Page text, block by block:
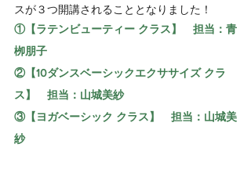
スが３つ開講されることとなりました！
①【ラテンビューティー クラス】　担当：青
栁朋子
②【10ダンスベーシックエクササイズ クラ
ス】　担当：山城美紗
③【ヨガベーシック クラス】　担当：山城美
紗